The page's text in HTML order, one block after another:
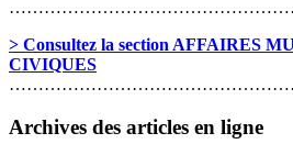
> Consultez la section AFFAIRES
CIVIQUES
Archives des articles en ligne